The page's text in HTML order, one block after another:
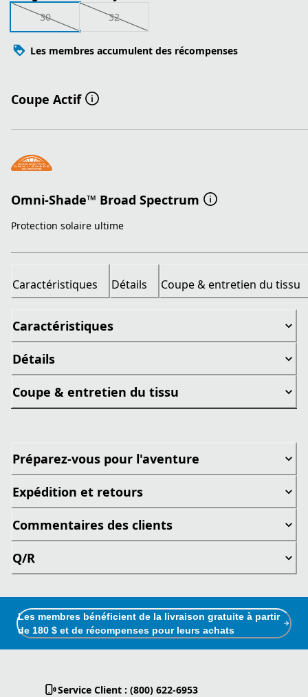
30 32
Les membres accumulent des récompenses
Coupe Actif
Omni-Shade™ Broad Spectrum
Protection solaire ultime
Caractéristiques Détails Coupe & entretien du tissu
Caractéristiques
Détails
Coupe & entretien du tissu
Préparez-vous pour l'aventure
Expédition et retours
Commentaires des clients
Q/R
Les membres bénéficient de la livraison gratuite à partir
de 180 $ et de récompenses pour leurs achats
Service Client : (800) 622-6953